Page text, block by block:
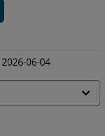
2026-06-04